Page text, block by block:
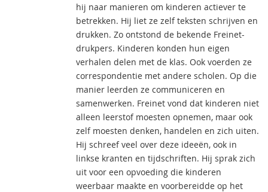
hij naar manieren om kinderen actiever te
betrekken. Hij liet ze zelf teksten schrijven en
drukken. Zo ontstond de bekende Freinet-
drukpers. Kinderen konden hun eigen
verhalen delen met de klas. Ook voerden ze
correspondentie met andere scholen. Op die
manier leerden ze communiceren en
samenwerken. Freinet vond dat kinderen niet
alleen leerstof moesten opnemen, maar ook
zelf moesten denken, handelen en zich uiten.
Hij schreef veel over deze ideeën, ook in
linkse kranten en tijdschriften. Hij sprak zich
uit voor een opvoeding die kinderen
weerbaar maakte en voorbereidde op het